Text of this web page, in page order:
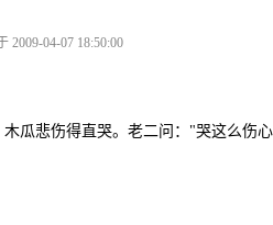
2009-04-07 18:50:00
瓜悲伤得直哭。老二问："哭这么伤